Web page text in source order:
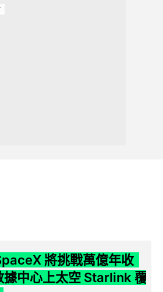
將挑戰萬億年收
據中心上太空 Starlink 覆